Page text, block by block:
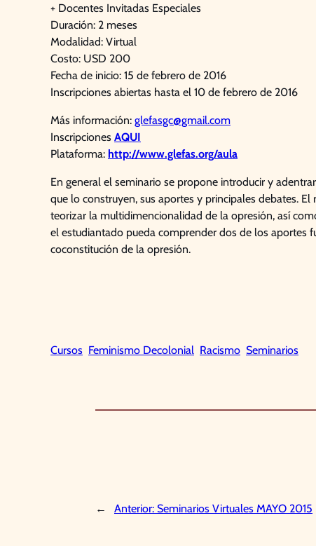
+ Docentes Invitadas Especiales
Duración: 2 meses
Modalidad: Virtual
Costo: USD 200
Fecha de inicio: 15 de febrero de 2016
Inscripciones abiertas hasta el 10 de febrero de 2016
Más información: glefasgc@gmail.com
Inscripciones AQUI
Plataforma: http://www.glefas.org/aula
En general el seminario se propone introducir y
que lo construyen, sus aportes y principales debates.
teorizar la multidimencionalidad de la opresión, así
el estudiantado pueda comprender dos de los aportes
coconstitución de la opresión.
Cursos Feminismo Decolonial Racismo Seminarios
← Anterior: Seminarios Virtuales MAYO 2015